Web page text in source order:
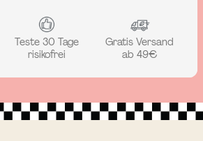
Teste 30 Tage
risikofrei
Gratis Versand
ab 49€